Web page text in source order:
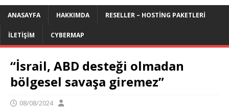
ANASAYFA HAKKIMDA RESELLER – HOSTING PAKETLERI
İLETIŞIM CYBERMAP
“İsrail, ABD desteği olmadan
bölgesel savaşa giremez”
08/08/2024